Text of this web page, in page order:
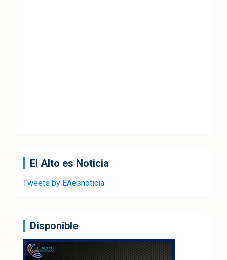
El Alto es Noticia
Tweets by EAesnoticia
Disponible